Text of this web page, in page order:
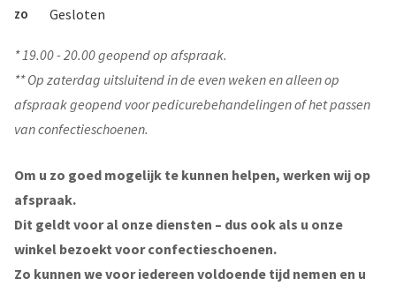
ZO Gesloten
* 19.00 - 20.00 geopend op afspraak.
** Op zaterdag uitsluitend in de even weken en alleen op
afspraak geopend voor pedicurebehandelingen of het passen
van confectieschoenen.
Om u zo goed mogelijk te kunnen helpen, werken wij op
afspraak.
Dit geldt voor al onze diensten – dus ook als u onze
winkel bezoekt voor confectieschoenen.
Zo kunnen we voor iedereen voldoende tijd nemen en u